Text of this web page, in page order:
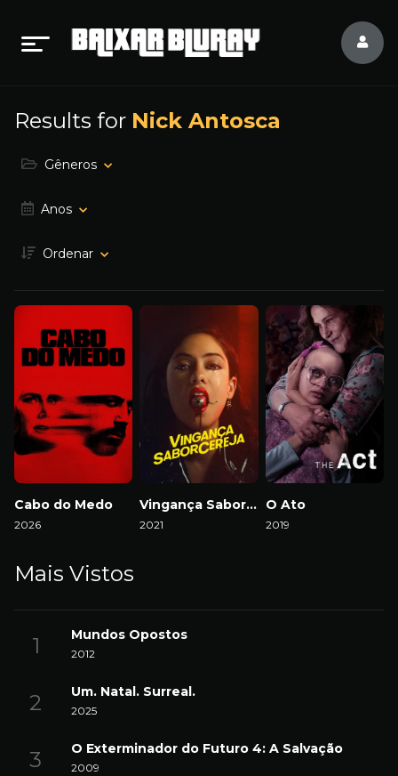
Results for Nick Antosca
Gêneros
Anos
Ordenar
Cabo do Medo
2026
Vingança Sabor Cereja
2021
O Ato
2019
Mais Vistos
Mundos Opostos
2012
Um. Natal. Surreal.
2025
O Exterminador do Futuro 4: A Salvação
2009